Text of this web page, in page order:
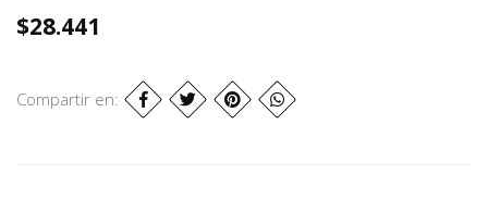
$28.441
Compartir en: